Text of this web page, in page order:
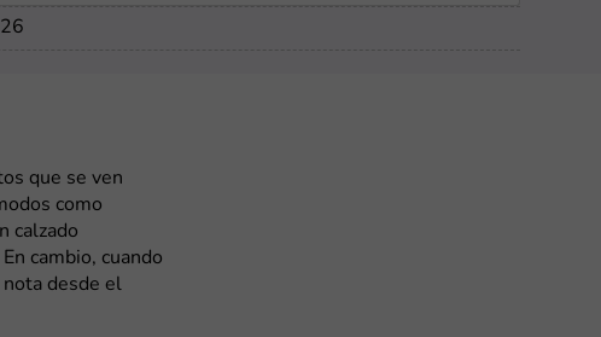
que se ven
como
calzado
cambio, cuando
nota desde el